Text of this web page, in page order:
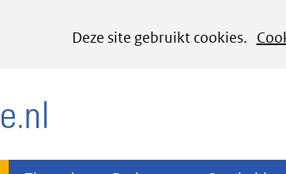
Deze site gebruikt cookies.